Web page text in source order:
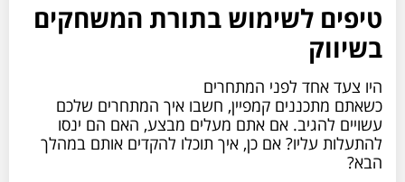
טיפים לשימוש בתורת המשחקים
בשיווק
היו צעד אחד לפני המתחרים
כשאתם מתכננים קמפיין, חשבו איך המתחרים שלכם
עשויים להגיב. אם אתם מעלים מבצע, האם הם ינסו
להתעלות עליו? אם כן, איך תוכלו להקדים אותם במהלך
הבא?